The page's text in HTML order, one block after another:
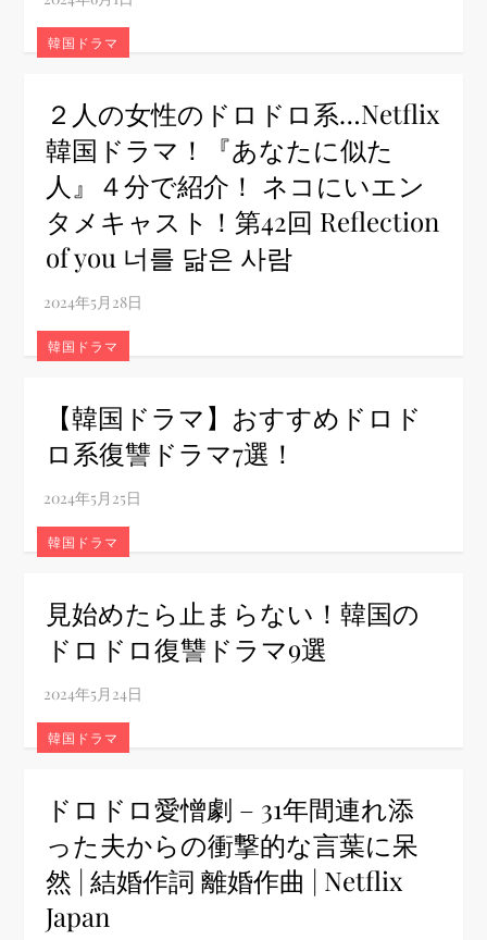
韓国ドラマ
２人の女性のドロドロ系…Netflix
韓国ドラマ！『あなたに似た
人』４分で紹介！ ネコにいエン
タメキャスト！第42回 Reflection
of you 너를 닮은 사람
韓国ドラマ
【韓国ドラマ】おすすめドロド
ロ系復讐ドラマ7選！
韓国ドラマ
見始めたら止まらない！韓国の
ドロドロ復讐ドラマ9選
韓国ドラマ
ドロドロ愛憎劇 – 31年間連れ添
った夫からの衝撃的な言葉に呆
然 | 結婚作詞 離婚作曲 | Netflix
Japan